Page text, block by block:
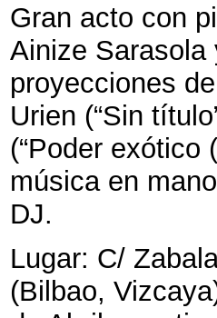
Gran acto con
Ainize Sarasola
proyecciones
Urien (“Sin
(“Poder exótico
música en
DJ.
Lugar: C/
(Bilbao,